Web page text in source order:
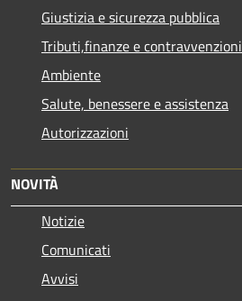
Giustizia e sicurezza pubblica
Tributi,finanze e contravvenzioni
Ambiente
Salute, benessere e assistenza
Autorizzazioni
NOVITÀ
Notizie
Comunicati
Avvisi